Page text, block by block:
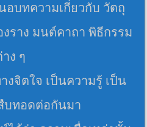
อบทความเกี่ยวกับ วัตถุ
งราง มนต์คาถา พิธีกรรม
ง ๆ
งจิตใจ เป็นความรู้ เป็น
บทอดต่อกันมา